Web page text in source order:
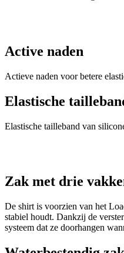
Active naden
Actieve naden voor betere
Elastische
Elastische tailleband van
Zak met drie
De shirt is voorzien van het
stabiel houdt. Dankzij de
systeem dat ze doorhangen